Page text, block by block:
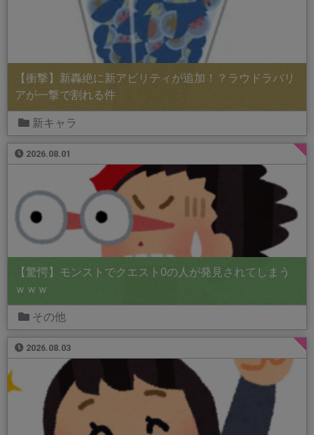
【衝撃】新轟絶に新アビリティが追加！？ラウドラバリ
アが一撃で割れる件
新キャラ
2026.08.01
【驚愕】モンストでクエスト0の人が発見されてしまう
ｗｗｗ
その他
2026.08.03